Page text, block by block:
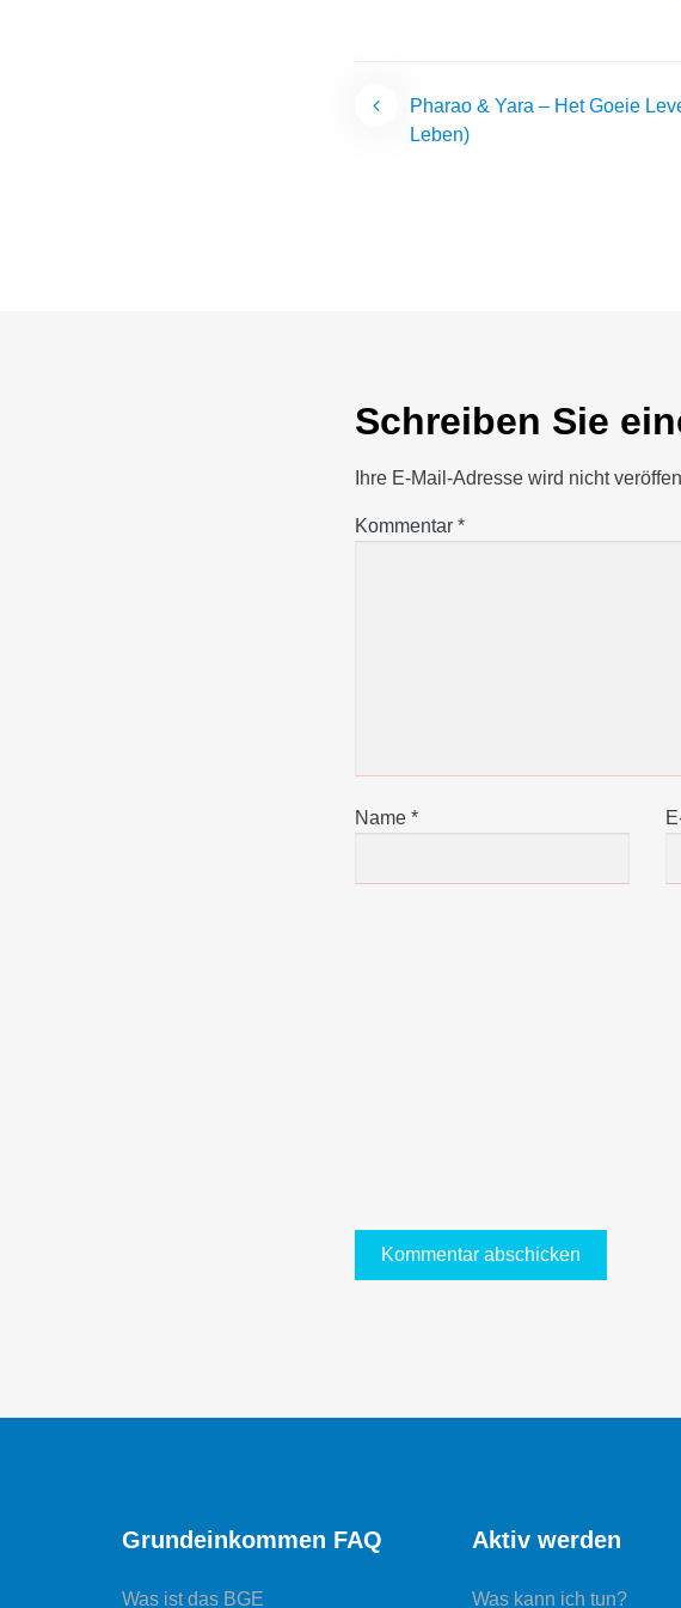
Pharao & Yara – Het Goeie
Leben)
Schreiben Sie
Ihre E-Mail-Adresse wird nicht
Kommentar *
Name *
Grundeinkommen FAQ
Was ist das BGE
Aktiv werden
Was kann ich tun?